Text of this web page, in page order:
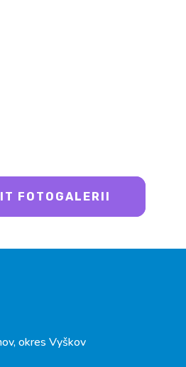
FOTOGALERII
okres Vyškov